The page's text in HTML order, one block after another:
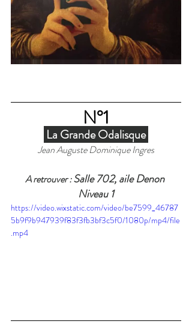
N°1
La Grande Odalisque
Jean Auguste Dominique Ingres
A retrouver : Salle 702, aile Denon
Niveau 1
https://video.wixstatic.com/video/be7599_46787
5b9f9b947939f83f3fb3bf3c5f0/1080p/mp4/file
.mp4